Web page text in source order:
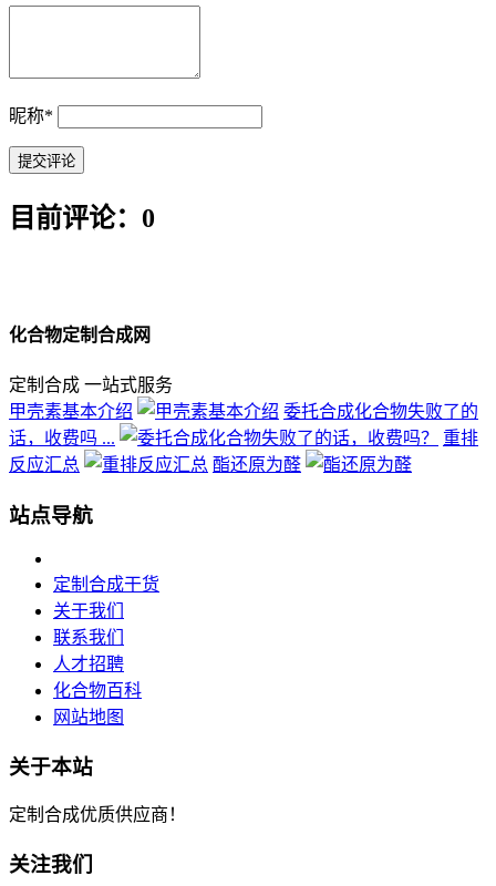
昵称*
目前评论：0
化合物定制合成网
定制合成 一站式服务
甲壳素基本介绍
委托合成化合物失败了的
话，收费吗 ...
重排
反应汇总
酯还原为醛
站点导航
定制合成干货
关于我们
联系我们
人才招聘
化合物百科
网站地图
关于本站
定制合成优质供应商！
关注我们